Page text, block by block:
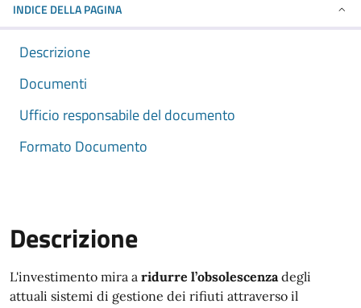
INDICE DELLA PAGINA
Descrizione
Documenti
Ufficio responsabile del documento
Formato Documento
Descrizione
L'investimento mira a ridurre l’obsolescenzadegli
attuali sistemi di gestione dei rifiuti attraverso il